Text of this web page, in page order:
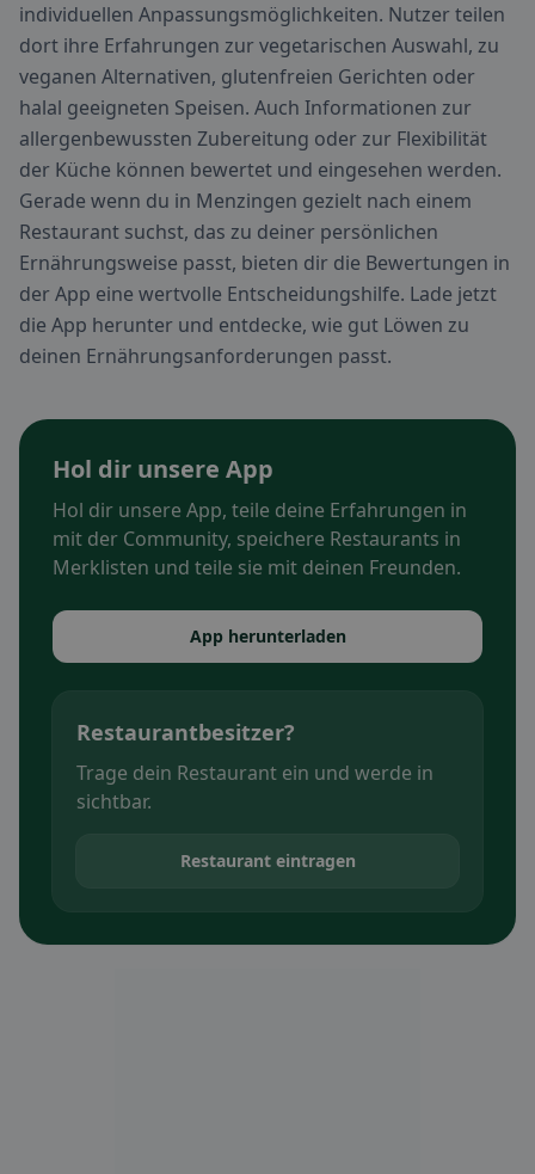
individuellen Anpassungsmöglichkeiten. Nutzer teilen
dort ihre Erfahrungen zur vegetarischen Auswahl, zu
veganen Alternativen, glutenfreien Gerichten oder
halal geeigneten Speisen. Auch Informationen zur
allergenbewussten Zubereitung oder zur Flexibilität
der Küche können bewertet und eingesehen werden.
Gerade wenn du in Menzingen gezielt nach einem
Restaurant suchst, das zu deiner persönlichen
Ernährungsweise passt, bieten dir die Bewertungen in
der App eine wertvolle Entscheidungshilfe. Lade jetzt
die App herunter und entdecke, wie gut Löwen zu
deinen Ernährungsanforderungen passt.
Hol dir unsere App
Hol dir unsere App, teile deine Erfahrungen in
mit der Community, speichere Restaurants in
Merklisten und teile sie mit deinen Freunden.
App herunterladen
Restaurantbesitzer?
Trage dein Restaurant ein und werde in
sichtbar.
Restaurant eintragen